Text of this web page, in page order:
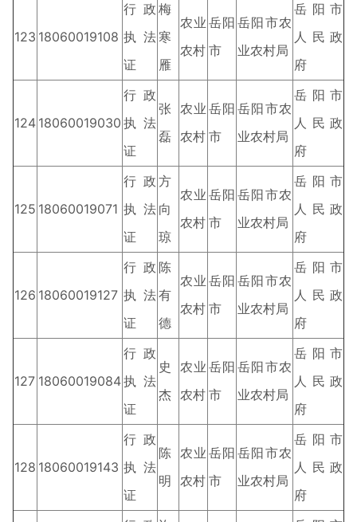
123 18060019108
行政
执法
证
梅
寒
雁
农业
农村
岳阳
市
岳阳市农
业农村局
岳阳市
人民政
府
124 18060019030
行政
执法
证
张
磊
农业
农村
岳阳
市
岳阳市农
业农村局
岳阳市
人民政
府
125 18060019071
行政
执法
证
方
向
琼
农业
农村
岳阳
市
岳阳市农
业农村局
岳阳市
人民政
府
126 18060019127
行政
执法
证
陈
有
德
农业
农村
岳阳
市
岳阳市农
业农村局
岳阳市
人民政
府
127 18060019084
行政
执法
证
史
杰
农业
农村
岳阳
市
岳阳市农
业农村局
岳阳市
人民政
府
128 18060019143
行政
执法
证
陈
明
农业
农村
岳阳
市
岳阳市农
业农村局
岳阳市
人民政
府